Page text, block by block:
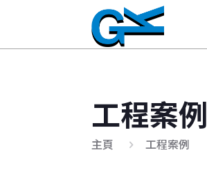
工程案例
主頁 工程案例